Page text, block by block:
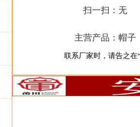
扫一扫： 无
主营产品： 帽子
联系厂家时，请告之在